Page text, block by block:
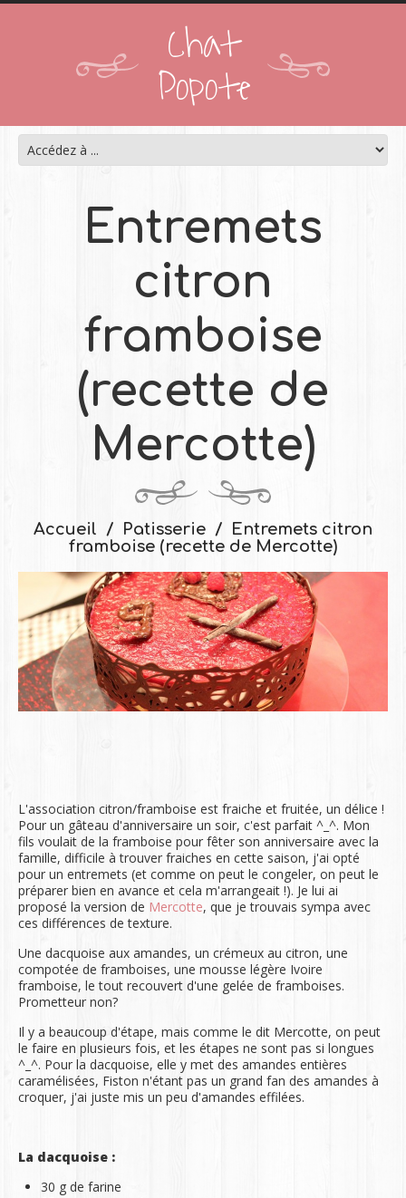
Chat
Popote
Entremets
citron
framboise
(recette de
Mercotte)
Accueil Patisserie
Entremets citron
framboise (recette de Mercotte)
L'association citron/framboise est fraiche et fruitée, un délice !
Pour un gâteau d'anniversaire un soir, c'est parfait ^_^. Mon
fils voulait de la framboise pour fêter son anniversaire avec la
famille, difficile à trouver fraiches en cette saison, j'ai opté
pour un entremets (et comme on peut le congeler, on peut le
préparer bien en avance et cela m'arrangeait !). Je lui ai
proposé la version de Mercotte, que je trouvais sympa avec
ces différences de texture.
Une dacquoise aux amandes, un crémeux au citron, une
compotée de framboises, une mousse légère Ivoire
framboise, le tout recouvert d'une gelée de framboises.
Prometteur non?
Il y a beaucoup d'étape, mais comme le dit Mercotte, on peut
le faire en plusieurs fois, et les étapes ne sont pas si longues
^_^. Pour la dacquoise, elle y met des amandes entières
caramélisées, Fiston n'étant pas un grand fan des amandes à
croquer, j'ai juste mis un peu d'amandes effilées.
La dacquoise :
30 g de farine